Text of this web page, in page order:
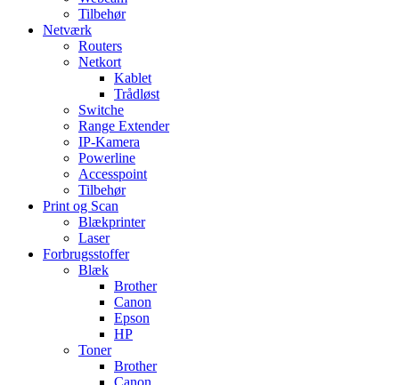
Tilbehør
Netværk
Routers
Netkort
Kablet
Trådløst
Switche
Range Extender
IP-Kamera
Powerline
Accesspoint
Tilbehør
Print og Scan
Blækprinter
Laser
Forbrugsstoffer
Blæk
Brother
Canon
Epson
HP
Toner
Brother
Canon